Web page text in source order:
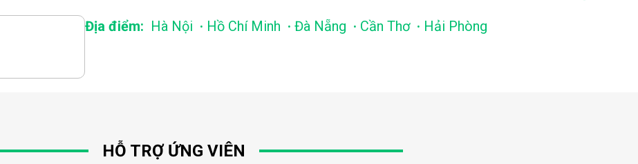
Địa điểm: Hà Nội . Hồ Chí Minh . Đà Nẵng . Cần Thơ . Hải Phòng
HỖ TRỢ ỨNG VIÊN